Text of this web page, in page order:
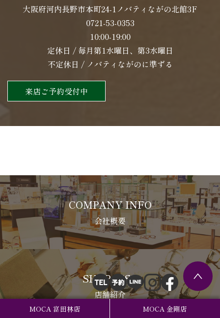
MOCA 富田林店 MOCA 金剛店
大阪府河内長野市本町24-1ノバティながの北館3F
0721-53-0353
10:00-19:00
定休日 / 毎月第1水曜日、第3水曜日
不定休日 / ノバティながのに準ずる
来店ご予約受付中
COMPANY INFO
会社概要
SHOP LIST
店舗紹介